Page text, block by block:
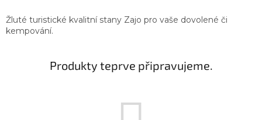
Žluté turistické kvalitní stany Zajo pro vaše dovolené či
kempování.
Produkty teprve připravujeme.